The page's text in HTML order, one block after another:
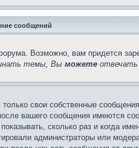
сообщений
Возможно, вам придется
темы, Вы можете отвечать
свои собственные
вашего сообщения имеются
сколько раз и когда
администраторы или